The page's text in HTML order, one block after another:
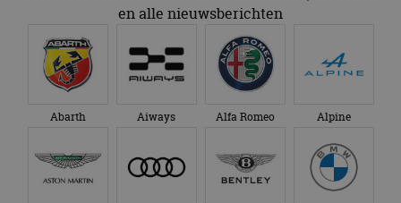
en alle nieuwsberichten
Abarth Aiways Alfa Romeo Alpine